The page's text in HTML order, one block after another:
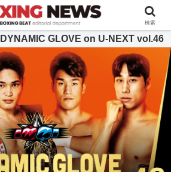
[ボクシング・ビート] 公式サイト
GLOVE on U-NEXT vol.46
検索